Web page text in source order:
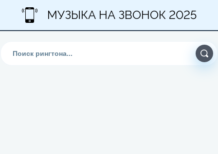
МУЗЫКА НА ЗВОНОК 2025